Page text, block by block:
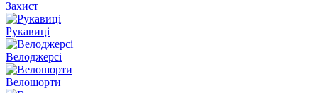
Захист
Рукавиці
Велоджерсі
Велошорти